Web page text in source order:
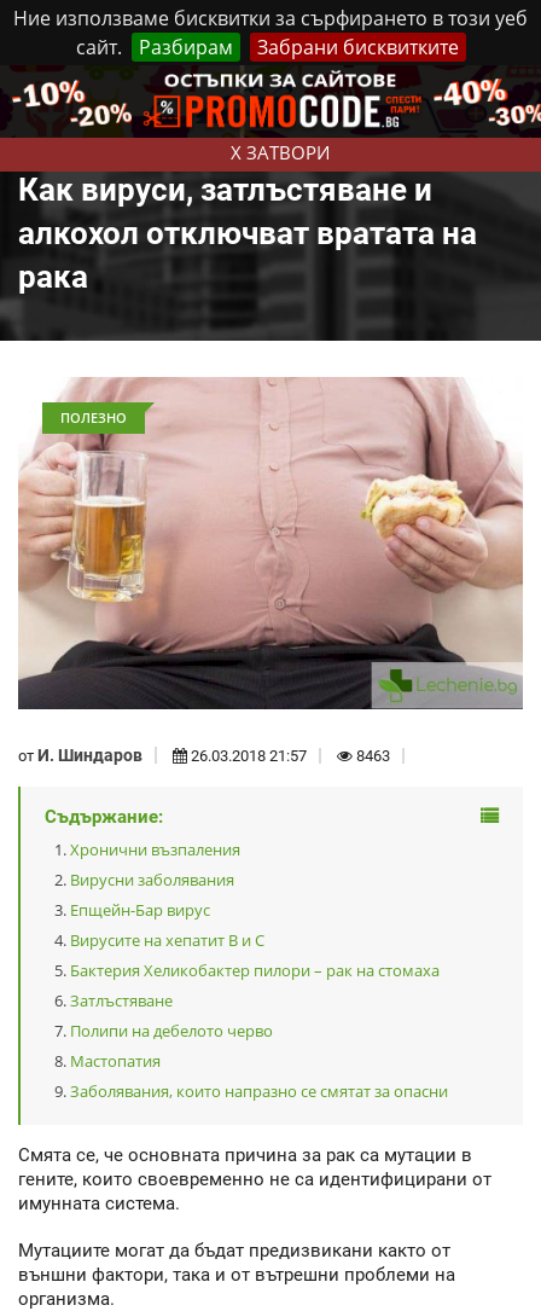
Ние използваме бисквитки за сърфирането в този уеб
сайт.
Разбирам Забрани бисквитките
X ЗАТВОРИ
Петък, 7 Август, 2026 Реклама Контакти
Как вируси, затлъстяване и
алкохол отключват вратата на
рака
ПОЛЕЗНО
от И. Шиндаров 26.03.2018 21:57 8463
Съдържание:
Хронични възпаления
Вирусни заболявания
Епщейн-Бар вирус
Вирусите на хепатит В и С
Бактерия Хеликобактер пилори – рак на стомаха
Затлъстяване
Полипи на дебелото черво
Мастопатия
Заболявания, които напразно се смятат за опасни
Смята се, че основната причина за рак са мутации в
гените, които своевременно не са идентифицирани от
имунната система.
Мутациите могат да бъдат предизвикани както от
външни фактори, така и от вътрешни проблеми на
организма.